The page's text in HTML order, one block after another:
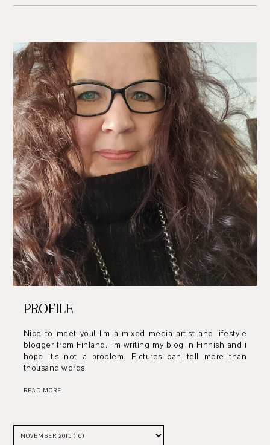
PROFILE
Nice to meet you! I’m a mixed media artist and lifestyle
blogger from Finland. I’m writing my blog in Finnish and i
hope it’s not a problem. Pictures can tell more than
thousand words.
READ MORE